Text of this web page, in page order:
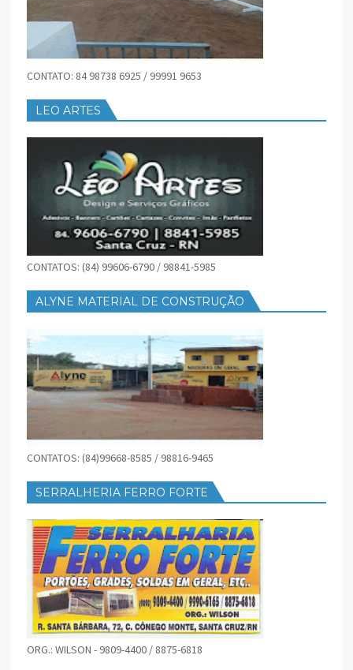
CONTATO: 84 98738 6925 / 99991 9653
LEO ARTES
CONTATOS: (84) 99606-6790 / 98841-5985
ALYNE MATERIAL DE CONSTRUÇÃO
CONTATOS: (84)99668-8585 / 98816-9465
SERRALHERIA FERRO FORTE
ORG.: WILSON - 9809-4400 / 8875-6818